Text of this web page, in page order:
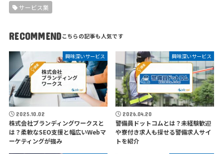
サービス業
RECOMMEND
興味深いサービス
2025.10.02
株式会社ブランディングワークスと
は？柔軟なSEO支援と幅広いWebマ
ーケティングが強み
興味深いサービス
2026.04.20
警備員ドットコムとは？未経験歓迎
や寮付き求人も探せる警備求人サイ
トを紹介